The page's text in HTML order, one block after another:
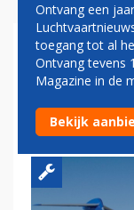
Ontvang een
toegang tot al
Ontvang tevens
Magazine in de
Bekijk